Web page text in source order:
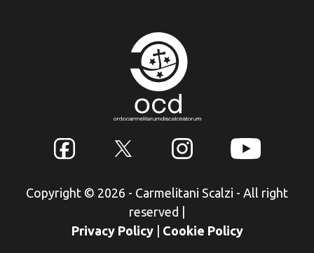
Copyright © 2026 - Carmelitani Scalzi - All right
reserved
Privacy Policy
Cookie Policy